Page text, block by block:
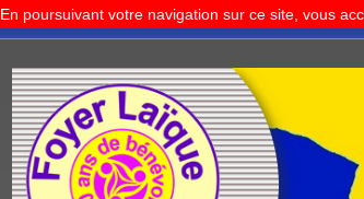
En poursuivant votre navigation sur ce site, vous